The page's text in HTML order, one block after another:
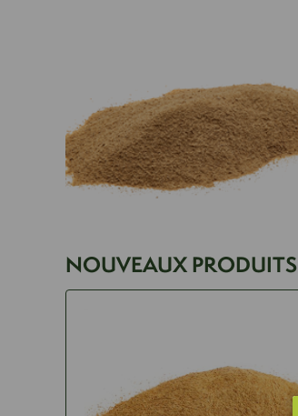
NOUVEAUX PRODUITS